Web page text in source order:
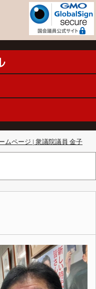
ムページ | 衆議院議員 金子